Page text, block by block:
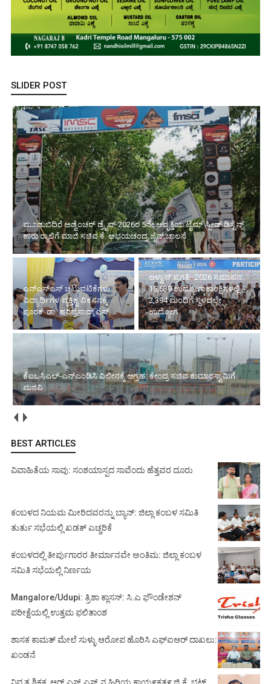
SLIDER POST
ಮೂಡುಬಿದಿರೆ ಅಡ್ವೆಂಚರ್ ಡ್ರೈವ್-2026ರ 5ನೇ ಆವೃತ್ತಿಯ ಟೈಮ್ ಸ್ಪೀಡ್ ಡಿಸ್ಟೆನ್ಸ್
ಕಾರು ರ‍್ಯಾಲಿಗೆ ಮಾಜಿ ಸಚಿವ ಕೆ. ಅಭಯಚಂದ್ರ ಜೈನ್ ಚಾಲನೆ
ಎನ್‌ಎಸ್‌ಎಸ್ ಚಟುವಟಿಕೆಗಳು
ವಿದ್ಯಾರ್ಥಿಗಳ ವ್ಯಕ್ತಿತ್ವ ವಿಕಸನಕ್ಕೆ
ಪೂರಕ: ಡಾ. ಹರಿಪ್ರಸಾದ್ ಎಸ್.
ಆಳ್ವಾಸ್ ಪ್ರಗತಿ–2026 ಸಮಾಪನ:
15,539 ಉದ್ಯೋಗಾಕಾಂಕ್ಷಿಗಳಲ್ಲಿ
2,394 ಮಂದಿಗೆ ಸ್ಥಳದಲ್ಲೇ
ಉದ್ಯೋಗ
ಕೆಐಒಸಿಎಲ್-ಎನ್‌ಎಂಡಿಸಿ ವಿಲೀನಕ್ಕೆ ಆಗ್ರಹ: ಕೇಂದ್ರ ಸಚಿವ ಕುಮಾರಸ್ವಾಮಿಗೆ
ಮನವಿ
BEST ARTICLES
ವಿವಾಹಿತೆಯ ಸಾವು: ಸಂಶಯಾಸ್ಪದ ಸಾವೆಂದು ಹೆತ್ತವರ ದೂರು
ಕಂಬಳದ ನಿಯಮ ಮೀರಿದವರನ್ನು ಬ್ಯಾನ್: ಜಿಲ್ಲಾ ಕಂಬಳ ಸಮಿತಿ
ತುರ್ತು ಸಭೆಯಲ್ಲಿ ಖಡಕ್ ಎಚ್ಚರಿಕೆ
ಕಂಬಳದಲ್ಲಿ ತೀರ್ಪುಗಾರರ ತೀರ್ಮಾನವೇ ಅಂತಿಮ: ಜಿಲ್ಲಾ ಕಂಬಳ
ಸಮಿತಿ ಸಭೆಯಲ್ಲಿ ನಿರ್ಣಯ
Mangalore/Udupi: ತ್ರಿಶಾ ಕ್ಲಾಸಸ್: ಸಿ.ಎ ಫೌಂಡೇಶನ್
ಪರೀಕ್ಷೆಯಲ್ಲಿ ಉತ್ತಮ ಫಲಿತಾಂಶ
ಶಾಸಕ ಕಾಮತ್ ಮೇಲೆ ಸುಳ್ಳು ಆರೋಪ ಹೊರಿಸಿ ಎಫ್‌ಐಆರ್ ದಾಖಲು:
ಖಂಡನೆ
ನಿವೃತ್ತ ಶಿಕ್ಷಕ, ಆರ್.ಎಸ್.ಎಸ್.ನ ಹಿರಿಯ ಕಾಯ೯ಕತ೯ ಜಿ.ಕೆ. ಭಟ್